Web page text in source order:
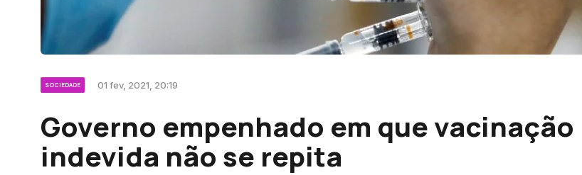
SOCIEDADE 01 fev, 2021, 20:19
Governo empenhado em que vacinação
indevida não se repita